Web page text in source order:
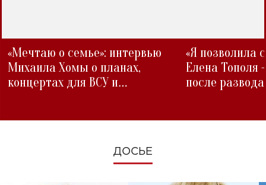
«Мечтаю о семье»: интервью
Михаила Хомы о планах,
концертах для ВСУ и
«Я позволила
Елена Тополя
после развода
ДОСЬЕ